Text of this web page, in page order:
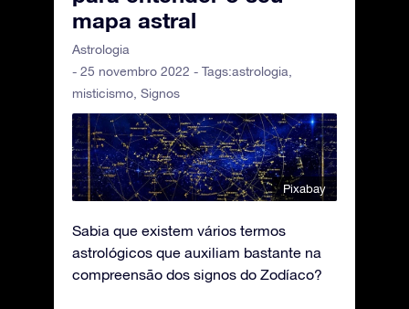
mapa astral
Astrologia
- 25 novembro 2022 - Tags:astrologia
misticismo Signos
Pixabay
Sabia que existem vários termos
astrológicos que auxiliam bastante na
compreensão dos signos do Zodíaco?